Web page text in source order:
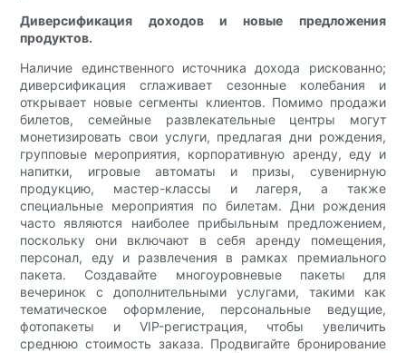
Диверсификация доходов и новые предложения
продуктов.
Наличие единственного источника дохода рискованно;
диверсификация сглаживает сезонные колебания и
открывает новые сегменты клиентов. Помимо продажи
билетов, семейные развлекательные центры могут
монетизировать свои услуги, предлагая дни рождения,
групповые мероприятия, корпоративную аренду, еду и
напитки, игровые автоматы и призы, сувенирную
продукцию, мастер-классы и лагеря, а также
специальные мероприятия по билетам. Дни рождения
часто являются наиболее прибыльным предложением,
поскольку они включают в себя аренду помещения,
персонал, еду и развлечения в рамках премиального
пакета. Создавайте многоуровневые пакеты для
вечеринок с дополнительными услугами, такими как
тематическое оформление, персональные ведущие,
фотопакеты и VIP-регистрация, чтобы увеличить
среднюю стоимость заказа. Продвигайте бронирование